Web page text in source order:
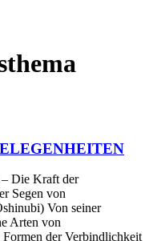
Die Kraft der
Segen von
Von seiner
Arten von
der Verbindlichkeit